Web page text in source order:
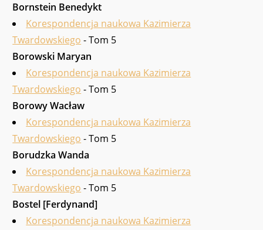
Bornstein Benedykt
Korespondencja naukowa Kazimierza
Twardowskiego - Tom 5
Borowski Maryan
Korespondencja naukowa Kazimierza
Twardowskiego - Tom 5
Borowy Wacław
Korespondencja naukowa Kazimierza
Twardowskiego - Tom 5
Borudzka Wanda
Korespondencja naukowa Kazimierza
Twardowskiego - Tom 5
Bostel [Ferdynand]
Korespondencja naukowa Kazimierza